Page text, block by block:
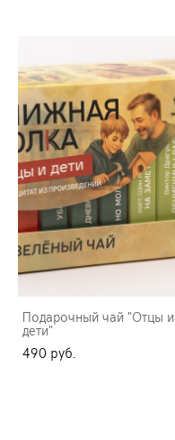
Подарочный чай "Отцы и
дети"
490 pуб.